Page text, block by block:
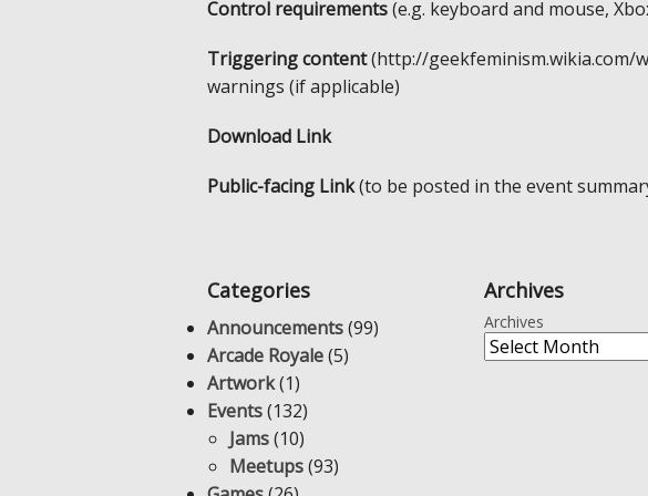
Control requirements(e.g. keyboard and mouse,
Triggering content(http://
warnings (if applicable)
Download Link
Public-facing Link(to be posted in the event
Categories
Announcements(99)
Arcade Royale(5)
Artwork(1)
Events(132)
Jams(10)
Meetups(93)
Archives
Archives